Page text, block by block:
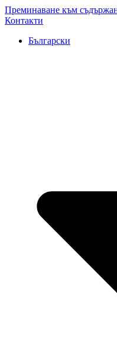
Преминаване към
Контакти
Български